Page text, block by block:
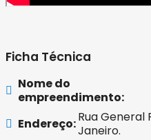
Ficha Técnica
Nome do
empreendimento:
Endereço:Rua General
Janeiro.